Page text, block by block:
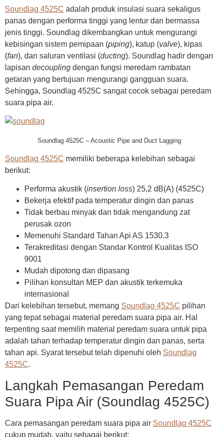
Soundlag 4525C adalah produk insulasi suara sekaligus
panas dengan performa tinggi yang lentur dan bermassa
jenis tinggi. Soundlag dikembangkan untuk mengurangi
kebisingan sistem pemipaan (piping), katup (valve), kipas
(fan), dan saluran ventilasi (ducting). Soundlag hadir dengan
lapisan decoupling dengan fungsi meredam rambatan
getaran yang bertujuan mengurangi gangguan suara.
Sehingga, Soundlag 4525C sangat cocok sebagai peredam
suara pipa air.
Soundlag 4525C – Acoustic Pipe and Duct Lagging
Soundlag 4525C memiliki beberapa kelebihan sebagai
berikut:
Performa akustik (insertion loss) 25,2 dB(A) (4525C)
Bekerja efektif pada temperatur dingin dan panas
Tidak berbau minyak dan tidak mengandung zat
perusak ozon
Memenuhi Standard Tahan Api AS 1530.3
Terakreditasi dengan Standar Kontrol Kualitas ISO
9001
Mudah dipotong dan dipasang
Pilihan konsultan MEP dan akustik terkemuka
internasional
Dari kelebihan tersebut, memang Soundlag 4525C pilihan
yang tepat sebagai material peredam suara pipa air. Hal
terpenting saat memilih material peredam suara untuk pipa
adalah tahan terhadap temperatur dingin dan panas, serta
tahan api. Syarat tersebut telah dipenuhi oleh Soundlag
4525C.
Langkah Pemasangan Peredam
Suara Pipa Air (Soundlag 4525C)
Cara pemasangan peredam suara pipa air Soundlag 4525C
cukup mudah, yaitu sebagai berikut: